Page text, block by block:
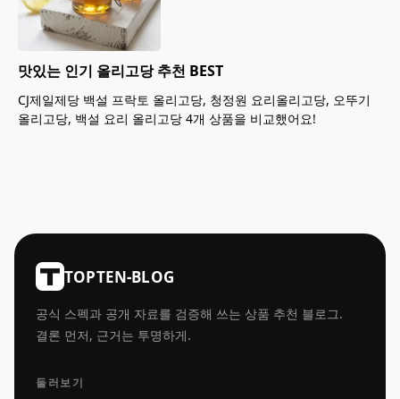
맛있는 인기 올리고당 추천 BEST
CJ제일제당 백설 프락토 올리고당, 청정원 요리올리고당, 오뚜기
올리고당, 백설 요리 올리고당 4개 상품을 비교했어요!
TOPTEN-BLOG
공식 스펙과 공개 자료를 검증해 쓰는 상품 추천 블로그.
결론 먼저, 근거는 투명하게.
둘러보기